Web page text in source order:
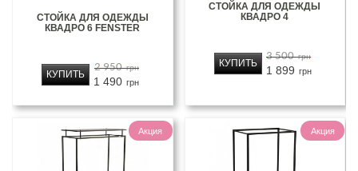
СТОЙКА ДЛЯ ОДЕЖДЫ
КВАДРО 6 FENSTER
2 950 грн
1 490 грн
КУПИТЬ
СТОЙКА ДЛЯ ОДЕЖДЫ
КВАДРО 4
3 500 грн
1 899 грн
КУПИТЬ
Акция Акция